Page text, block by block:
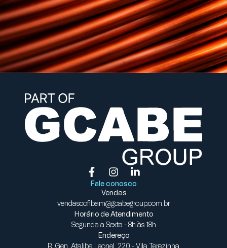
Fale conosco
Vendas
vendascofibam@gcabegroup.com.br
Horário de Atendimento
Segunda a Sexta - 8h às 18h
Endereço